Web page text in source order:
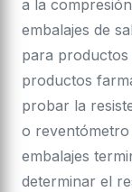
a la
embalajes de
para productos
productos
probar la
o
embalajes
determinar el